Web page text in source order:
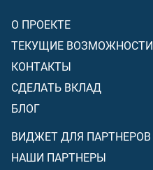
О ПРОЕКТЕ
ТЕКУЩИЕ ВОЗМОЖНОСТИ
КОНТАКТЫ
СДЕЛАТЬ ВКЛАД
БЛОГ
ВИДЖЕТ ДЛЯ ПАРТНЕРОВ
НАШИ ПАРТНЕРЫ